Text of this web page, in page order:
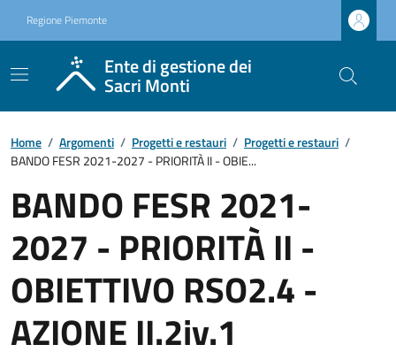
Regione Piemonte
Ente di gestione dei
Sacri Monti
Home / Argomenti / Progetti e restauri / Progetti e restauri /
BANDO FESR 2021-2027 - PRIORITÀ II - OBIE...
BANDO FESR 2021-
2027 - PRIORITÀ II -
OBIETTIVO RSO2.4 -
AZIONE II.2iv.1